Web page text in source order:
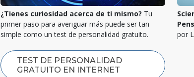
¿Tienes curiosidad acerca de ti mismo? Tu
primer paso para averiguar más puede ser tan
simple como un test de personalidad gratuito.
TEST DE PERSONALIDAD
GRATUITO EN INTERNET
por